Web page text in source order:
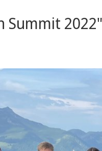
Summit